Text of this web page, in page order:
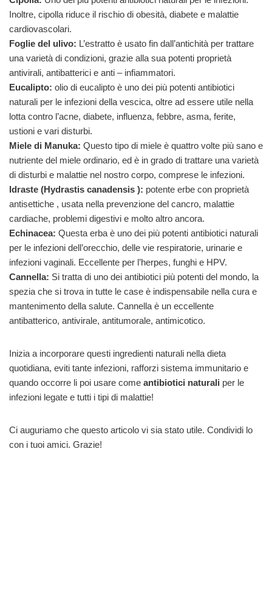
Inoltre, cipolla riduce il rischio di obesità, diabete e malattie
cardiovascolari.
Foglie del ulivo: L’estratto è usato fin dall’antichità per trattare
una varietà di condizioni, grazie alla sua potenti proprietà
antivirali, antibatterici e anti – infiammatori.
Eucalipto: olio di eucalipto è uno dei più potenti antibiotici
naturali per le infezioni della vescica, oltre ad essere utile nella
lotta contro l’acne, diabete, influenza, febbre, asma, ferite,
ustioni e vari disturbi.
Miele di Manuka: Questo tipo di miele è quattro volte più sano e
nutriente del miele ordinario, ed è in grado di trattare una varietà
di disturbi e malattie nel nostro corpo, comprese le infezioni.
Idraste (Hydrastis canadensis ): potente erbe con proprietà
antisettiche , usata nella prevenzione del cancro, malattie
cardiache, problemi digestivi e molto altro ancora.
Echinacea: Questa erba è uno dei più potenti antibiotici naturali
per le infezioni dell’orecchio, delle vie respiratorie, urinarie e
infezioni vaginali. Eccellente per l’herpes, funghi e HPV.
Cannella: Si tratta di uno dei antibiotici più potenti del mondo, la
spezia che si trova in tutte le case è indispensabile nella cura e
mantenimento della salute. Cannella è un eccellente
antibatterico, antivirale, antitumorale, antimicotico.
Inizia a incorporare questi ingredienti naturali nella dieta
quotidiana, eviti tante infezioni, rafforzi sistema immunitario e
quando occorre li poi usare come antibiotici naturali per le
infezioni legate e tutti i tipi di malattie!
Ci auguriamo che questo articolo vi sia stato utile. Condividi lo
con i tuoi amici. Grazie!